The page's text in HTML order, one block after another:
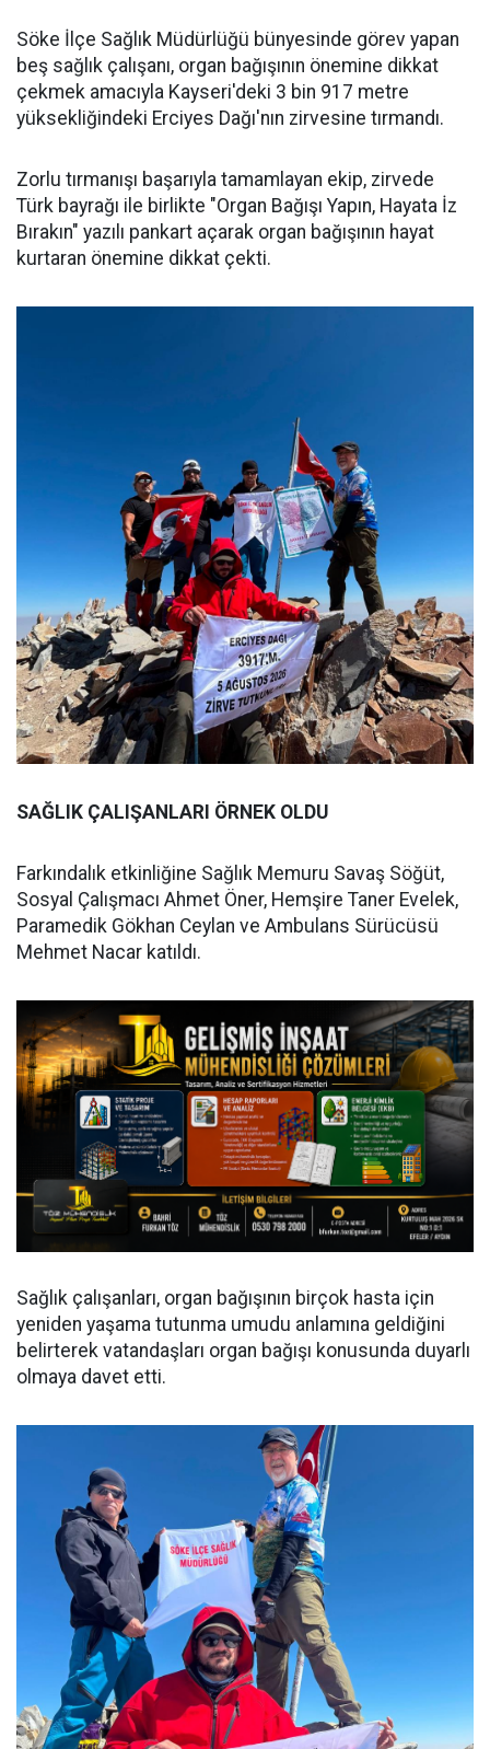
Söke İlçe Sağlık Müdürlüğü bünyesinde görev yapan
beş sağlık çalışanı, organ bağışının önemine dikkat
çekmek amacıyla Kayseri'deki 3 bin 917 metre
yüksekliğindeki Erciyes Dağı'nın zirvesine tırmandı.
Zorlu tırmanışı başarıyla tamamlayan ekip, zirvede
Türk bayrağı ile birlikte "Organ Bağışı Yapın, Hayata İz
Bırakın" yazılı pankart açarak organ bağışının hayat
kurtaran önemine dikkat çekti.
SAĞLIK ÇALIŞANLARI ÖRNEK OLDU
Farkındalık etkinliğine Sağlık Memuru Savaş Söğüt,
Sosyal Çalışmacı Ahmet Öner, Hemşire Taner Evelek,
Paramedik Gökhan Ceylan ve Ambulans Sürücüsü
Mehmet Nacar katıldı.
Sağlık çalışanları, organ bağışının birçok hasta için
yeniden yaşama tutunma umudu anlamına geldiğini
belirterek vatandaşları organ bağışı konusunda duyarlı
olmaya davet etti.